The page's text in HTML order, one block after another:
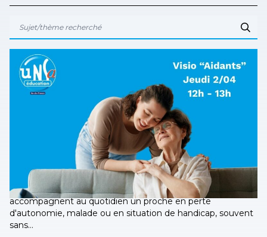
Webinaire « Aidants » le 2 avril 2026
17 mars 2026-ILE-DE-FRANCE
Aujourd'hui, 1 français sur 5 est aidant! Les aidants
accompagnent au quotidien un proche en perte
d'autonomie, malade ou en situation de handicap, souvent
sans…